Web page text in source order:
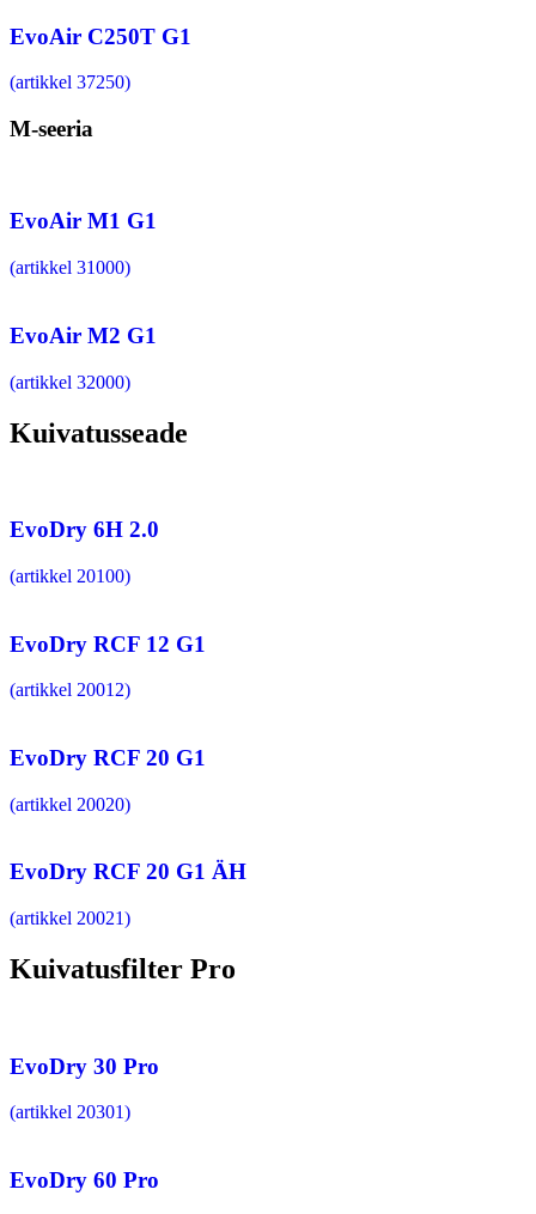
EvoAir C250T G1
(artikkel 37250)
M-seeria
EvoAir M1 G1
(artikkel 31000)
EvoAir M2 G1
(artikkel 32000)
Kuivatusseade
EvoDry 6H 2.0
(artikkel 20100)
EvoDry RCF 12 G1
(artikkel 20012)
EvoDry RCF 20 G1
(artikkel 20020)
EvoDry RCF 20 G1 ÄH
(artikkel 20021)
Kuivatusfilter Pro
EvoDry 30 Pro
(artikkel 20301)
EvoDry 60 Pro